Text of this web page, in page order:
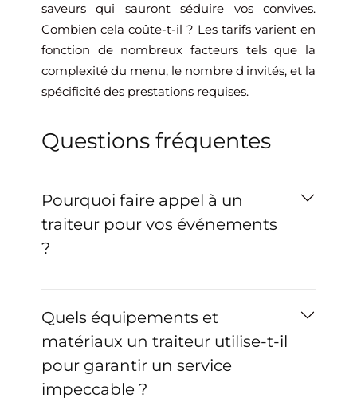
saveurs qui sauront séduire vos convives.
Combien cela coûte-t-il ? Les tarifs varient en
fonction de nombreux facteurs tels que la
complexité du menu, le nombre d'invités, et la
spécificité des prestations requises.
Questions fréquentes
Pourquoi faire appel à un
traiteur pour vos événements
?
Quels équipements et
matériaux un traiteur utilise-t-il
pour garantir un service
impeccable ?